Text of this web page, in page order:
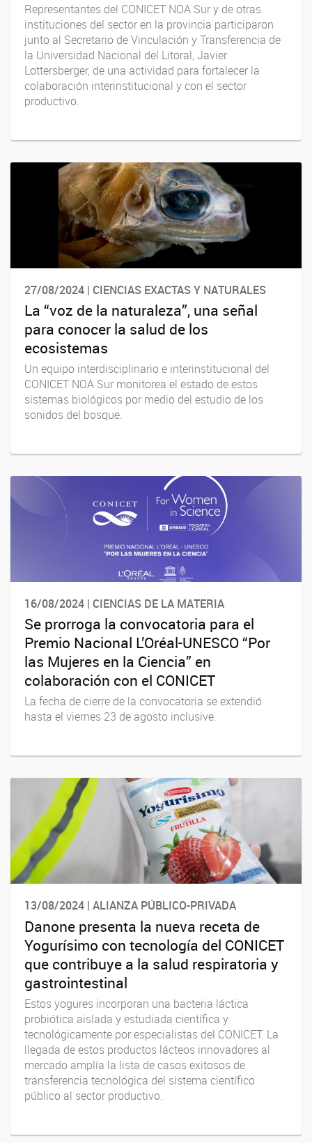
Representantes del CONICET NOA Sur y de otras
instituciones del sector en la provincia participaron
junto al Secretario de Vinculación y Transferencia de
la Universidad Nacional del Litoral, Javier
Lottersberger, de una actividad para fortalecer la
colaboración interinstitucional y con el sector
productivo.
27/08/2024 | CIENCIAS EXACTAS Y NATURALES
La “voz de la naturaleza”, una señal
para conocer la salud de los
ecosistemas
Un equipo interdisciplinario e interinstitucional del
CONICET NOA Sur monitorea el estado de estos
sistemas biológicos por medio del estudio de los
sonidos del bosque.
16/08/2024 | CIENCIAS DE LA MATERIA
Se prorroga la convocatoria para el
Premio Nacional L’Oréal-UNESCO “Por
las Mujeres en la Ciencia” en
colaboración con el CONICET
La fecha de cierre de la convocatoria se extendió
hasta el viernes 23 de agosto inclusive.
13/08/2024 | ALIANZA PÚBLICO-PRIVADA
Danone presenta la nueva receta de
Yogurísimo con tecnología del CONICET
que contribuye a la salud respiratoria y
gastrointestinal
Estos yogures incorporan una bacteria láctica
probiótica aislada y estudiada científica y
tecnológicamente por especialistas del CONICET. La
llegada de estos productos lácteos innovadores al
mercado amplía la lista de casos exitosos de
transferencia tecnológica del sistema científico
público al sector productivo.